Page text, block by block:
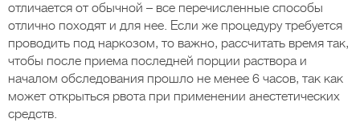
отличается от обычной – все перечисленные способы
отлично походят и для нее. Если же процедуру требуется
проводить под наркозом, то важно, рассчитать время так,
чтобы после приема последней порции раствора и
началом обследования прошло не менее 6 часов, так как
может открыться рвота при применении анестетических
средств.